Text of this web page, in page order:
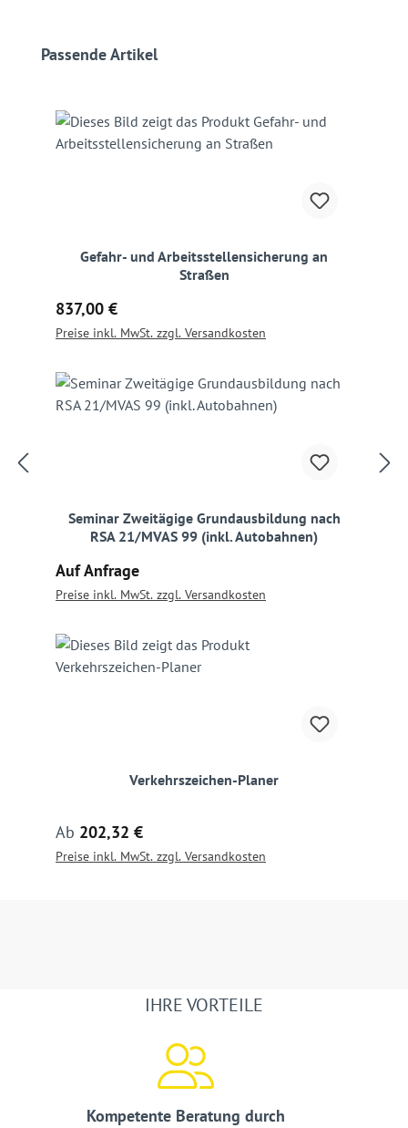
Produktgalerie überspringen
Passende Artikel
Gefahr- und Arbeitsstellensicherung an
Straßen
Regulärer Preis:
837,00 €
Preise inkl. MwSt. zzgl. Versandkosten
Seminar Zweitägige Grundausbildung nach
RSA 21/MVAS 99 (inkl. Autobahnen)
Regulärer Preis:
Auf Anfrage
Preise inkl. MwSt. zzgl. Versandkosten
Verkehrszeichen-Planer
Regulärer Preis:
Ab 202,32 €
Preise inkl. MwSt. zzgl. Versandkosten
IHRE VORTEILE
Kompetente Beratung durch